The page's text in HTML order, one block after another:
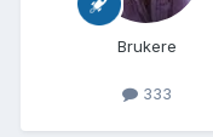
Brukere
333